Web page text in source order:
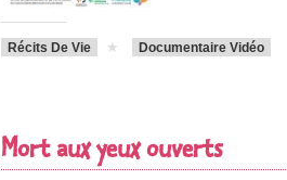
Récits De Vie Documentaire Vidéo
Mort aux yeux ouverts